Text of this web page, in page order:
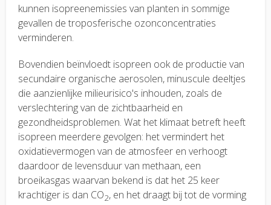
kunnen isopreenemissies van planten in sommige
gevallen de troposferische ozonconcentraties
verminderen.
Bovendien beïnvloedt isopreen ook de productie van
secundaire organische aerosolen, minuscule deeltjes
die aanzienlijke milieurisico's inhouden, zoals de
verslechtering van de zichtbaarheid en
gezondheidsproblemen. Wat het klimaat betreft heeft
isopreen meerdere gevolgen: het vermindert het
oxidatievermogen van de atmosfeer en verhoogt
daardoor de levensduur van methaan, een
broeikasgas waarvan bekend is dat het 25 keer
krachtiger is dan CO2, en het draagt bij tot de vorming